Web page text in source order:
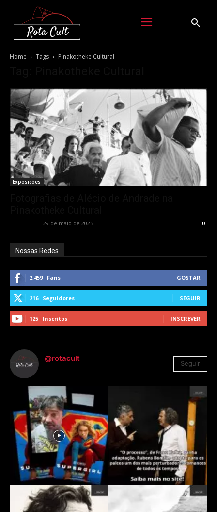
Home Tags Pinakotheke Cultural
Exposições
- 29 de maio de 2025 0
Nossas Redes
2,459 Fans GOSTAR
216 Seguidores SEGUIR
125 Inscritos INSCREVER
@rotacult
Seguir